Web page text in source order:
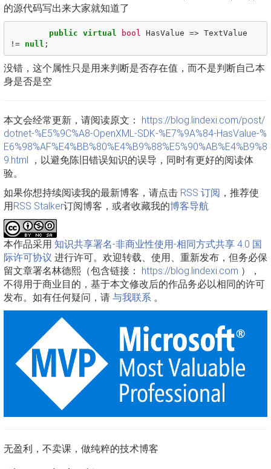
的源代码写出来大家就知道了
public virtual bool HasValue => TextValue
!=
null ;
没错，这个属性只是用来判断是否存在值，而不是判断自己本
身是否是空
本文会经常更新，请阅读原文： https://blog.lindexi.com/post/
dotnet-%E5%9C%A8-OpenXML-SDK-%E7%9A%84-HasValue-%
E6%98%AF%E4%BB%80%E4%B9%88%E5%90%AB%E4%B9%8
9.html ，以避免陈旧错误知识的误导，同时有更好的阅读体
验。
如果你想持续阅读我的最新博客，请点击 RSS 订阅 ，推荐使
用RSS Stalker订阅博客，或者收藏我的博客导航
本作品采用 知识共享署名-非商业性使用-相同方式共享 4.0 国
际许可协议 进行许可。欢迎转载、使用、重新发布，但务必保
留文章署名林德熙（包含链接： https://blog.lindexi.com ），
不得用于商业目的，基于本文修改后的作品务必以相同的许可
发布。如有任何疑问，请 与我联系 。
无盈利，不卖课，做纯粹的技术博客